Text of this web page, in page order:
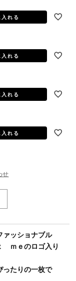
れる
れる
れる
れる
せ
ァッショナブル
ｍｅのロゴ入り
ったりの一枚で